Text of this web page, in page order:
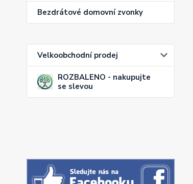
Bezdrátové domovní zvonky
Velkoobchodní prodej
ROZBALENO - nakupujte
se slevou